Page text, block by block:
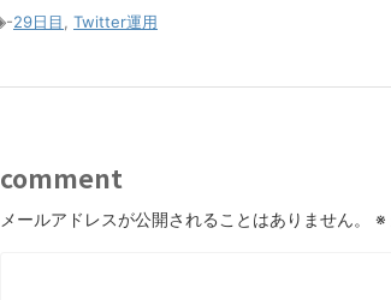
-29日目 Twitter運用
comment
メールアドレスが公開されることはありません。 ※